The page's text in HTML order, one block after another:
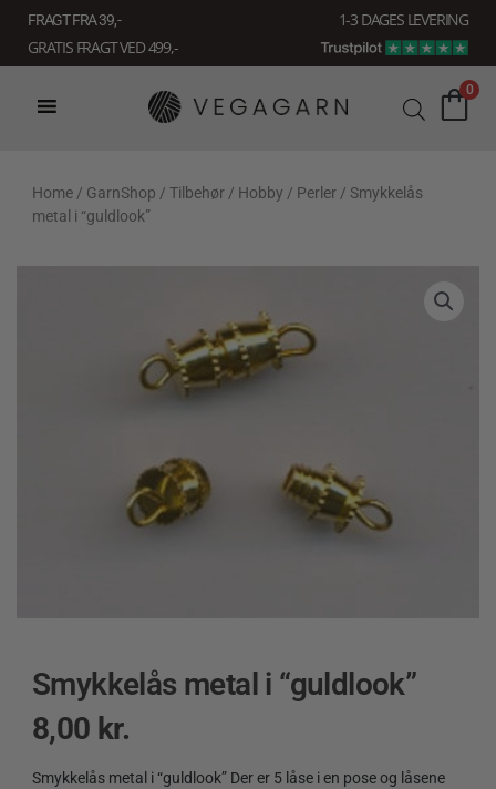
indholdet
FRAGT FRA 39, -
1-3 DAGES LEVERING
GRATIS FRAGT VED 499,-
0
Home / GarnShop / Tilbehør / Hobby / Perler / Smykkelås
metal i “guldlook”
Smykkelås metal i “guldlook”
8,00 kr.
Smykkelås metal i “guldlook” Der er 5 låse i en pose og låsene